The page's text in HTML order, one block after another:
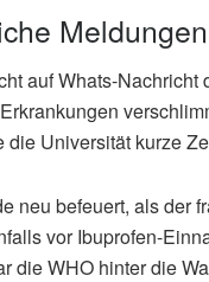
auf Whats-
Universität kurze
neu befeuert, als der
vor Ibuprofen-
die WHO hinter die